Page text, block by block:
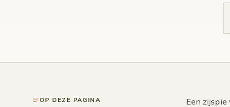
OP DEZE PAGINA Een zijspie